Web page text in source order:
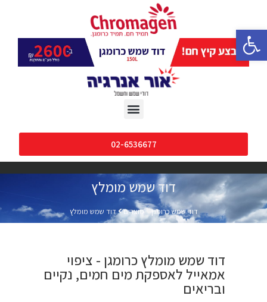
02-6536677
דוד שמש מומלץ
דוד שמש כרומגן מוצרים דוד שמש מומלץ
דוד שמש מומלץ כרומגן - ציפוי
אמאייל לאספקת מים חמים, נקיים
ובריאים
פתח סרגל נגישות